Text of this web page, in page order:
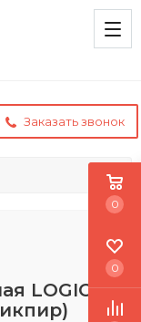
Заказать звонок
LOGICPIR
0
0